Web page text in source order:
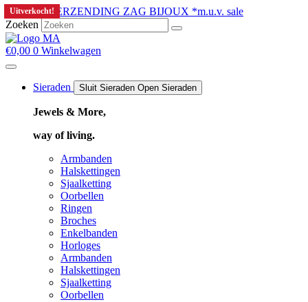
Ga
naar
de
inhoud
GRATIS VERZENDING ZAG BIJOUX *m.u.v. sale
Zoeken
€0,00 0 Winkelwagen
Sieraden Sluit Sieraden Open Sieraden
Jewels & More,
way of living.
Armbanden
Halskettingen
Sjaalketting
Oorbellen
Ringen
Broches
Enkelbanden
Horloges
Armbanden
Halskettingen
Sjaalketting
Oorbellen
Uitverkocht!